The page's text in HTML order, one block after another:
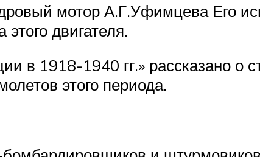
мотор А.Г.Уфимцева Его
двигателя.
в 1918-1940 гг.» рассказано о
этого периода.